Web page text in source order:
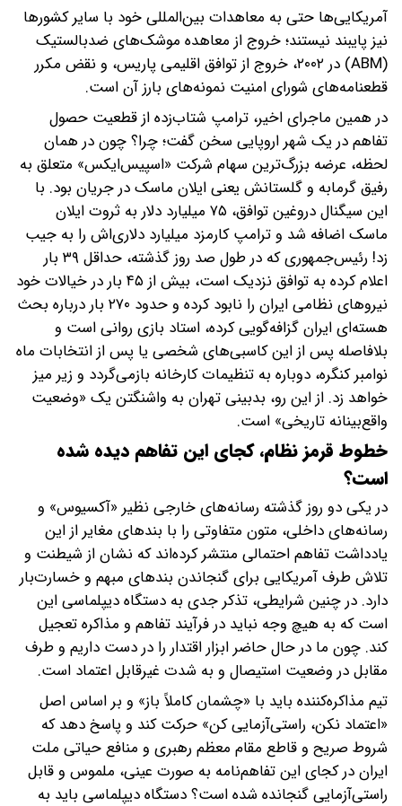
آمریکایی‌ها حتی به معاهدات بین‌المللی خود با سایر کشورها
نیز پایبند نیستند؛ خروج از معاهده موشک‌های ضدبالستیک
(ABM) در ۲۰۰۲، خروج از توافق اقلیمی پاریس، و نقض مکرر
قطعنامه‌های شورای امنیت نمونه‌های بارز آن است.
در همین ماجرای اخیر، ترامپ شتاب‌زده از قطعیت حصول
تفاهم در یک شهر اروپایی سخن گفت؛ چرا؟ چون در همان
لحظه، عرضه بزرگ‌ترین سهام شرکت «اسپیس‌ایکس» متعلق به
رفیق گرمابه و گلستانش یعنی ایلان ماسک در جریان بود. با
این سیگنال دروغین توافق، ۷۵ میلیارد دلار به ثروت ایلان
ماسک اضافه شد و ترامپ کارمزد میلیارد دلاری‌اش را به جیب
زد! رئیس‌جمهوری که در طول صد روز گذشته، حداقل ۳۹ بار
اعلام کرده به توافق نزدیک است، بیش از ۴۵ بار در خیالات خود
نیرو‌های نظامی ایران را نابود کرده و حدود ۲۷۰ بار درباره بحث
هسته‌ای ایران گزافه‌گویی کرده، استاد بازی روانی است و
بلافاصله پس از این کاسبی‌های شخصی یا پس از انتخابات ماه
نوامبر کنگره، دوباره به تنظیمات کارخانه بازمی‌گردد و زیر میز
خواهد زد. از این رو، بدبینی تهران به واشنگتن یک «وضعیت
واقع‌بینانه تاریخی» است.
خطوط قرمز نظام، کجای این تفاهم دیده شده
است؟
در یکی دو روز گذشته رسانه‌های خارجی نظیر «آکسیوس» و
رسانه‌های داخلی‌، متون متفاوتی را با بندهای مغایر از این
یادداشت تفاهم احتمالی منتشر کرده‌اند که نشان از شیطنت و
تلاش طرف آمریکایی برای گنجاندن بندهای مبهم و خسارت‌بار
دارد. در چنین شرایطی، تذکر جدی به دستگاه دیپلماسی این
است که به هیچ وجه نباید در فرآیند تفاهم و مذاکره تعجیل
کند. چون ما در حال حاضر ابزار اقتدار را در دست داریم و طرف
مقابل در وضعیت استیصال و به شدت غیرقابل اعتماد است.
تیم مذاکره‌کننده باید با «چشمان کاملاً باز» و بر اساس اصل
«اعتماد نکن، راستی‌آزمایی کن» حرکت کند و پاسخ دهد که
شروط صریح و قاطع مقام معظم رهبری و منافع حیاتی ملت
ایران در کجای این تفاهم‌نامه به صورت عینی، ملموس و قابل
راستی‌آزمایی گنجانده شده است؟ دستگاه دیپلماسی باید به